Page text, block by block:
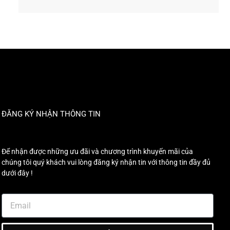
ĐĂNG KÝ NHẬN THÔNG TIN
Để nhận được những ưu đãi và chương trình khuyến mãi của
chúng tôi quý khách vui lòng đăng ký nhận tin với thông tin đầy đủ
dưới đây !